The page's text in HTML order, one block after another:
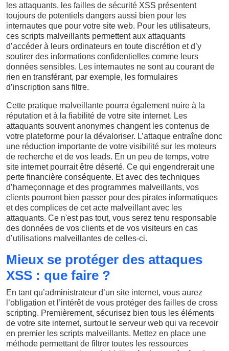
les attaquants, les failles de sécurité XSS présentent
toujours de potentiels dangers aussi bien pour les
internautes que pour votre site web. Pour les utilisateurs,
ces scripts malveillants permettent aux attaquants
d’accéder à leurs ordinateurs en toute discrétion et d’y
soutirer des informations confidentielles comme leurs
données sensibles. Les internautes ne sont au courant de
rien en transférant, par exemple, les formulaires
d’inscription sans filtre.
Cette pratique malveillante pourra également nuire à la
réputation et à la fiabilité de votre site internet. Les
attaquants souvent anonymes changent les contenus de
votre plateforme pour la dévaloriser. L’attaque entraîne donc
une réduction importante de votre visibilité sur les moteurs
de recherche et de vos leads. En un peu de temps, votre
site internet pourrait être déserté. Ce qui engendrerait une
perte financière conséquente. Et avec des techniques
d’hameçonnage et des programmes malveillants, vos
clients pourront bien passer pour des pirates informatiques
et des complices de cet acte malveillant avec les
attaquants. Ce n'est pas tout, vous serez tenu responsable
des données de vos clients et de vos visiteurs en cas
d’utilisations malveillantes de celles-ci.
Mieux se protéger des attaques
XSS : que faire ?
En tant qu’administrateur d’un site internet, vous aurez
l’obligation et l’intérêt de vous protéger des failles de cross
scripting. Premièrement, sécurisez bien tous les éléments
de votre site internet, surtout le serveur web qui va recevoir
en premier les scripts malveillants. Mettez en place une
méthode permettant de filtrer toutes les ressources